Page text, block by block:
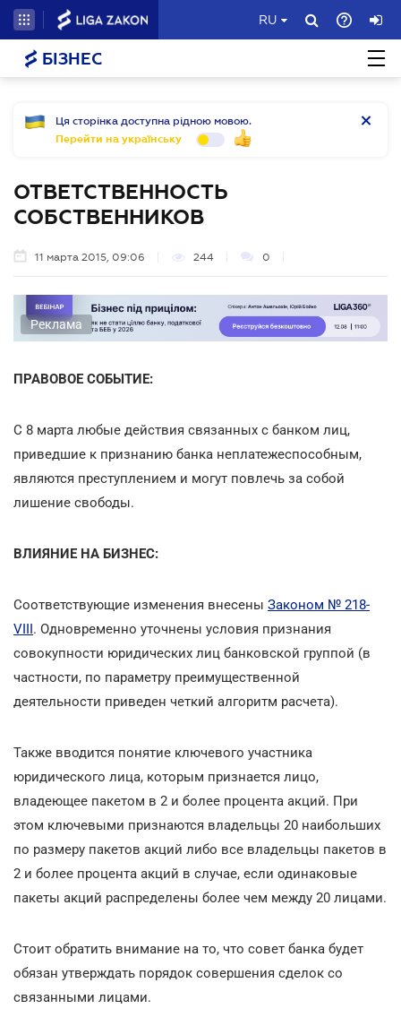
RU
БІЗНЕС
Ця сторінка доступна рідною мовою.
Перейти на українську
ОТВЕТСТВЕННОСТЬ
СОБСТВЕННИКОВ
11 марта 2015, 09:06 244 0
Реклама
ПРАВОВОЕ СОБЫТИЕ:
С 8 марта любые действия связанных с банком лиц,
приведшие к признанию банка неплатежеспособным,
являются преступлением и могут повлечь за собой
лишение свободы.
ВЛИЯНИЕ НА БИЗНЕС:
Соответствующие изменения внесены Законом № 218-
VIII. Одновременно уточнены условия признания
совокупности юридических лиц банковской группой (в
частности, по параметру преимущественной
деятельности приведен четкий алгоритм расчета).
Также вводится понятие ключевого участника
юридического лица, которым признается лицо,
владеющее пакетом в 2 и более процента акций. При
этом ключевыми признаются владельцы 20 наибольших
по размеру пакетов акций либо все владельцы пакетов в
2 и более процента акций в случае, если одинаковые
пакеты акций распределены более чем между 20 лицами.
Стоит обратить внимание на то, что совет банка будет
обязан утверждать порядок совершения сделок со
связанными лицами.